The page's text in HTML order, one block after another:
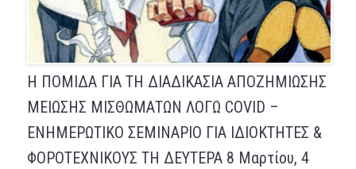
Η ΠΟΜΙΔΑ ΓΙΑ ΤΗ ΔΙΑΔΙΚΑΣΙΑ ΑΠΟΖΗΜΙΩΣΗΣ
ΜΕΙΩΣΗΣ ΜΙΣΘΩΜΑΤΩΝ ΛΟΓΩ COVID –
ΕΝΗΜΕΡΩΤΙΚΟ ΣΕΜΙΝΑΡΙΟ ΓΙΑ ΙΔΙΟΚΤΗΤΕΣ &
ΦΟΡΟΤΕΧΝΙΚΟΥΣ ΤΗ ΔΕΥΤΕΡΑ 8 Μαρτίου, 4